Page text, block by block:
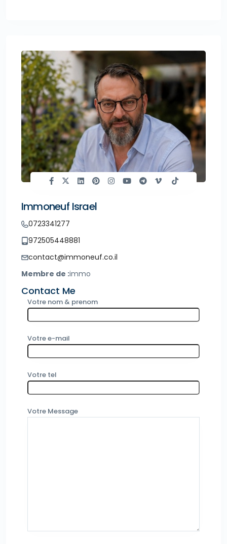
Immoneuf Israel
0723341277
972505448881
contact@immoneuf.co.il
Membre de :immo
Contact Me
Votre nom & prenom
Votre e-mail
Votre tel
Votre Message